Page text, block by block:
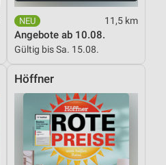
11,5 km
Angebote ab 10.08.
Gültig bis Sa. 15.08.
Höffner